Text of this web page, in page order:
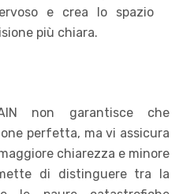
e crea lo spazio
più chiara.
non garantisce che
perfetta, ma vi assicura
chiarezza e minore
di distinguere tra la